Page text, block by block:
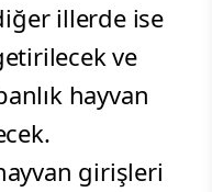
illerde ise
ve
hayvan
girişleri